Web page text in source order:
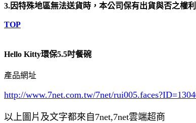
3.因特殊地區無法送貨時，本公司保有出貨與否之權利
TOP
Hello Kitty環保5.5吋餐碗
產品網址
http://www.7net.com.tw/7net/
以上圖片及文字都來自7net,7net雲端超商